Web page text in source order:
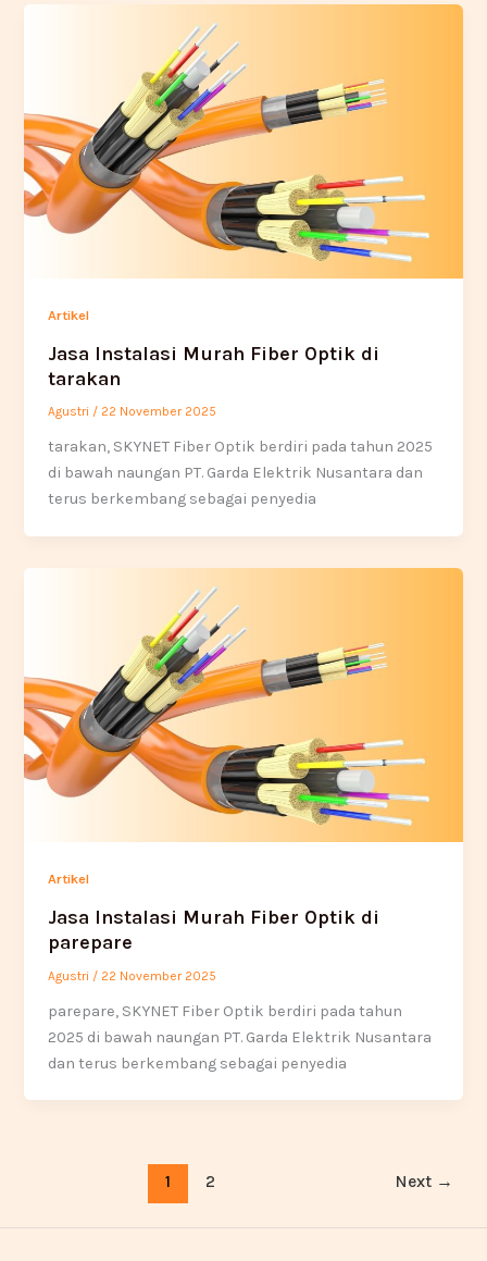
Artikel
Jasa Instalasi Murah Fiber Optik di
tarakan
Agustri / 22 November 2025
tarakan, SKYNET Fiber Optik berdiri pada tahun 2025
di bawah naungan PT. Garda Elektrik Nusantara dan
terus berkembang sebagai penyedia
Artikel
Jasa Instalasi Murah Fiber Optik di
parepare
Agustri / 22 November 2025
parepare, SKYNET Fiber Optik berdiri pada tahun
2025 di bawah naungan PT. Garda Elektrik Nusantara
dan terus berkembang sebagai penyedia
1 2 Next →